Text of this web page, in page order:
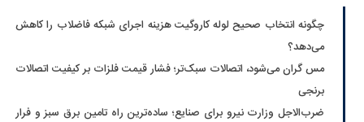
چگونه انتخاب صحیح لوله کاروگیت هزینه اجرای شبکه فاضلاب را کاهش
می‌دهد؟
مس گران می‌شود، اتصالات سبک‌تر؛ فشار قیمت فلزات بر کیفیت اتصالات
برنجی
ضرب‌الاجل وزارت نیرو برای صنایع؛ ساده‌ترین راه تامین برق سبز و فرار